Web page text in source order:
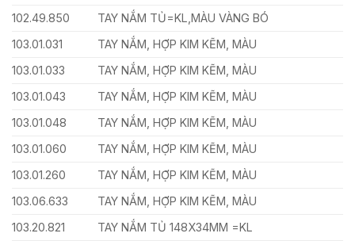
102.49.850
TAY NẮM TỦ=KL,MÀU VÀNG BÓ
103.01.031
TAY NẮM, HỢP KIM KẼM, MÀU
103.01.033
TAY NẮM, HỢP KIM KẼM, MÀU
103.01.043
TAY NẮM, HỢP KIM KẼM, MÀU
103.01.048
TAY NẮM, HỢP KIM KẼM, MÀU
103.01.060
TAY NẮM, HỢP KIM KẼM, MÀU
103.01.260
TAY NẮM, HỢP KIM KẼM, MÀU
103.06.633
TAY NẮM, HỢP KIM KẼM, MÀU
103.20.821
TAY NẮM TỦ 148X34MM =KL